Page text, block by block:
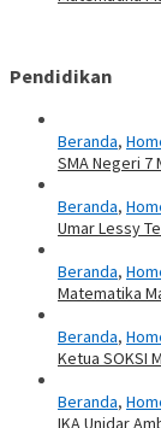
Pendidikan
Beranda,
SMA Negeri 7
Beranda,
Umar Lessy
Beranda,
Matematika
Beranda,
Ketua SOKSI
Beranda,
IKA Unidar